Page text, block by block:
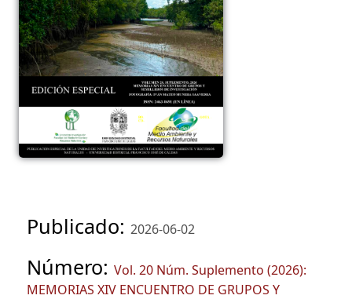
Publicado: 2026-06-02
Número: Vol. 20 Núm. Suplemento (2026):
MEMORIAS XIV ENCUENTRO DE GRUPOS Y